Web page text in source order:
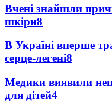
Вчені знайшли
шкіри8
В Україні вперше
серце-легені8
Медики виявили
для дітей4